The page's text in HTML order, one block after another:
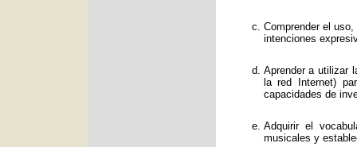
Comprender el
intenciones
Aprender a utilizar
la red Internet)
capacidades de
Adquirir el
musicales y